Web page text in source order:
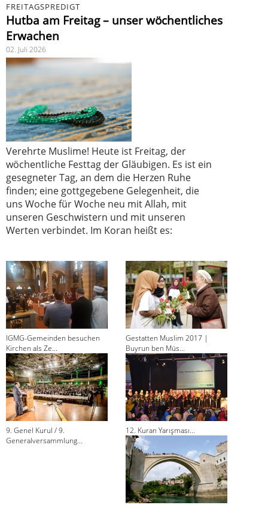
FREITAGSPREDIGT
Hutba am Freitag – unser wöchentliches
Erwachen
02. Juli 2026
Verehrte Muslime! Heute ist Freitag, der
wöchentliche Festtag der Gläubigen. Es ist ein
gesegneter Tag, an dem die Herzen Ruhe
finden; eine gottgegebene Gelegenheit, die
uns Woche für Woche neu mit Allah, mit
unseren Geschwistern und mit unseren
Werten verbindet. Im Koran heißt es:
IGMG-Gemeinden besuchen
Kirchen als Ze...
Gestatten Muslim 2017 |
Buyrun ben Müs...
9. Genel Kurul / 9.
Generalversammlung...
12. Kuran Yarışması...